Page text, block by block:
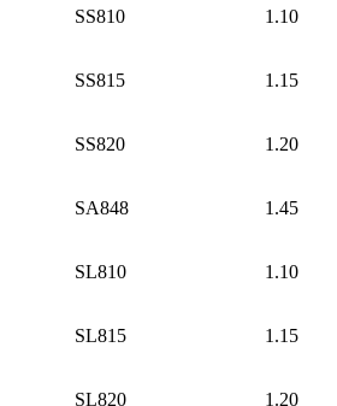
SS810 1.10
SS815 1.15
SS820 1.20
SA848 1.45
SL810 1.10
SL815 1.15
SL820 1.20